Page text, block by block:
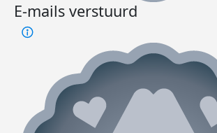
E-mails verstuurd